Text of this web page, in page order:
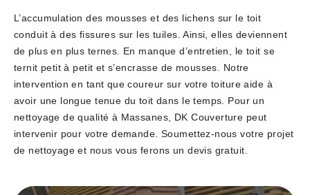
L’accumulation des mousses et des lichens sur le toit
conduit à des fissures sur les tuiles. Ainsi, elles deviennent
de plus en plus ternes. En manque d’entretien, le toit se
ternit petit à petit et s’encrasse de mousses. Notre
intervention en tant que coureur sur votre toiture aide à
avoir une longue tenue du toit dans le temps. Pour un
nettoyage de qualité à Massanes, DK Couverture peut
intervenir pour votre demande. Soumettez-nous votre projet
de nettoyage et nous vous ferons un devis gratuit.